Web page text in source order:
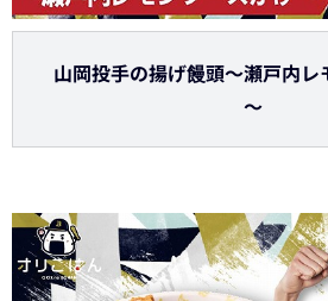
山岡投手の揚げ饅頭～瀬戸内レ
～